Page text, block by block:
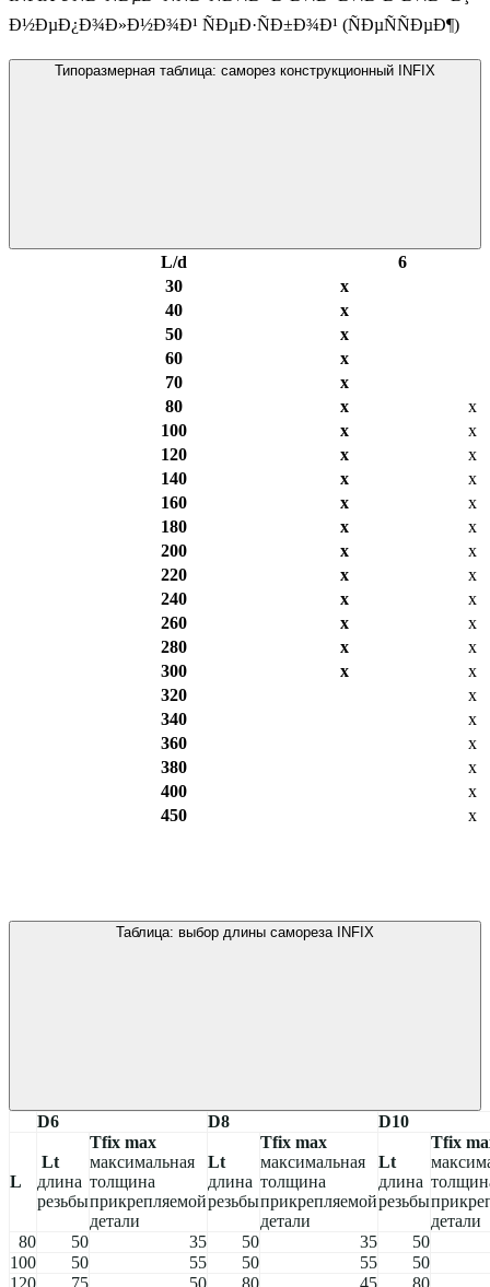
Типоразмерная таблица: саморез конструкционный INFIX
L/d
6
30
х
40
х
50
х
60
х
70
х
80
х
х
100
х
х
120
х
х
140
х
х
160
х
х
180
х
х
200
х
х
220
х
х
240
х
х
260
х
х
280
х
х
300
х
х
320
х
340
х
360
х
380
х
400
х
450
х
Таблица: выбор длины самореза INFIX
D6 D8 D10
L
Lt
длина
резьбы
Tfix max
максимальная
толщина
прикрепляемой
детали
Lt
длина
резьбы
Tfix max
максимальная
толщина
прикрепляемой
детали
Lt
длина
резьбы
Tfix
детали
80
50 35 50 35
50
100
50 55 50 55
50
120
75 50 80 45 80